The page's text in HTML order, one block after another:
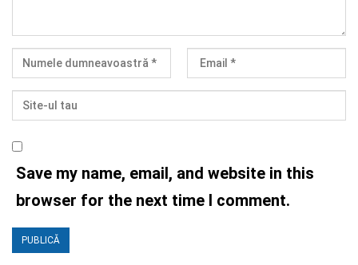
Save my name, email, and website in this
browser for the next time I comment.